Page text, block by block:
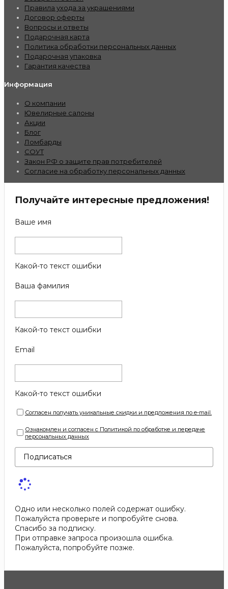
Правила ухода за украшениями
Договор оферты
Вопросы и ответы
Подарочная карта
Политика обработки персональных данных
Подарочная упаковка
Гарантия качества
Информация
О компании
Ювелирные салоны
Акции
Блог
Ломбарды
СОУТ
Закон РФ о защите прав потребителей
Согласие на обработку персональных данных
Получайте интересные предложения!
Ваше имя
Какой-то текст ошибки
Ваша фамилия
Какой-то текст ошибки
Email
Какой-то текст ошибки
Согласен получать уникальные скидки и предложения по e-mail.
Ознакомлен и согласен с Политикой по обработке и передаче
персональных данных
Подписаться
Одно или несколько полей содержат ошибку.
Пожалуйста проверьте и попробуйте снова.
Спасибо за подписку.
При отправке запроса произошла ошибка.
Пожалуйста, попробуйте позже.